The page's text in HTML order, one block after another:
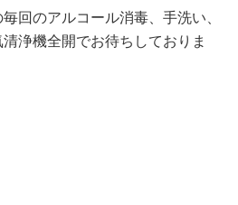
回のアルコール消毒、手洗い、
浄機全開でお待ちしておりま